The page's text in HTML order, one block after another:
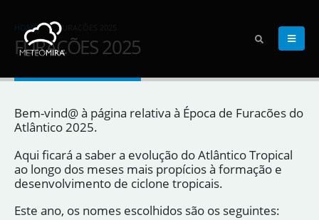
HOME FURACÕES 2025
FURACÕES 2025
Bem-vind@ à página relativa à Época de Furacões do
Atlântico 2025.
Aqui ficará a saber a evolução do Atlântico Tropical
ao longo dos meses mais propícios à formação e
desenvolvimento de ciclone tropicais.
Este ano, os nomes escolhidos são os seguintes: